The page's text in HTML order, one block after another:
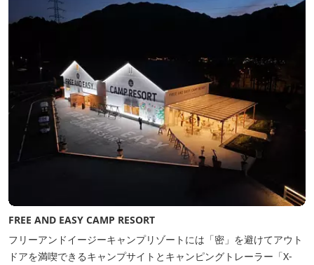
FREE AND EASY CAMP RESORT
フリーアンドイージーキャンプリゾートには「密」を避けてアウト
ドアを満喫できるキャンプサイトとキャンピングトレーラー「X-